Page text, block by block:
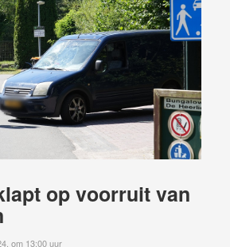
op voorruit van
om 13:00 uur